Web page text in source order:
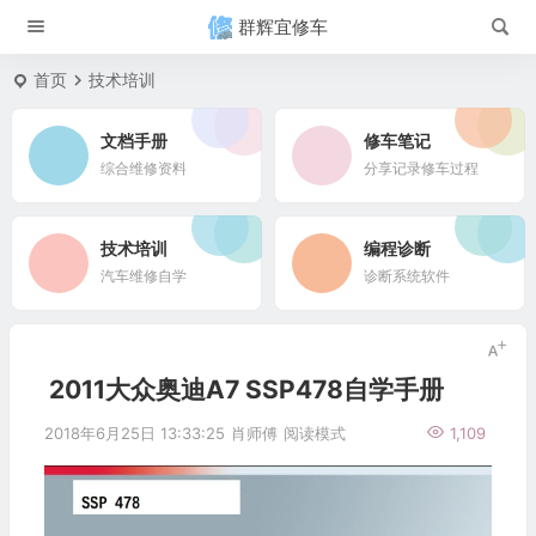
群辉宜修车
首页 技术培训
文档手册
综合维修资料
修车笔记
分享记录修车过程
技术培训
汽车维修自学
编程诊断
诊断系统软件
2011大众奥迪A7 SSP478自学手册
2018年6月25日 13:33:25 肖师傅 1,109
阅读模式